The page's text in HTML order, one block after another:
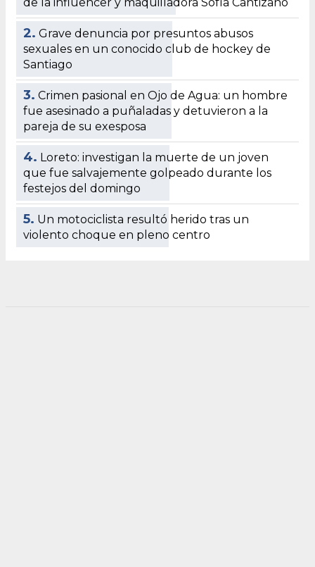
2. Grave denuncia por presuntos abusos
sexuales en un conocido club de hockey de
Santiago
3. Crimen pasional en Ojo de Agua: un hombre
fue asesinado a puñaladas y detuvieron a la
pareja de su exesposa
4. Loreto: investigan la muerte de un joven
que fue salvajemente golpeado durante los
festejos del domingo
5. Un motociclista resultó herido tras un
violento choque en pleno centro